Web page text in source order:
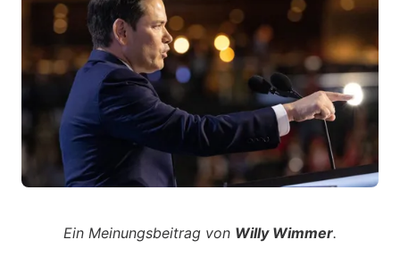
Ein Meinungsbeitrag von Willy Wimmer.